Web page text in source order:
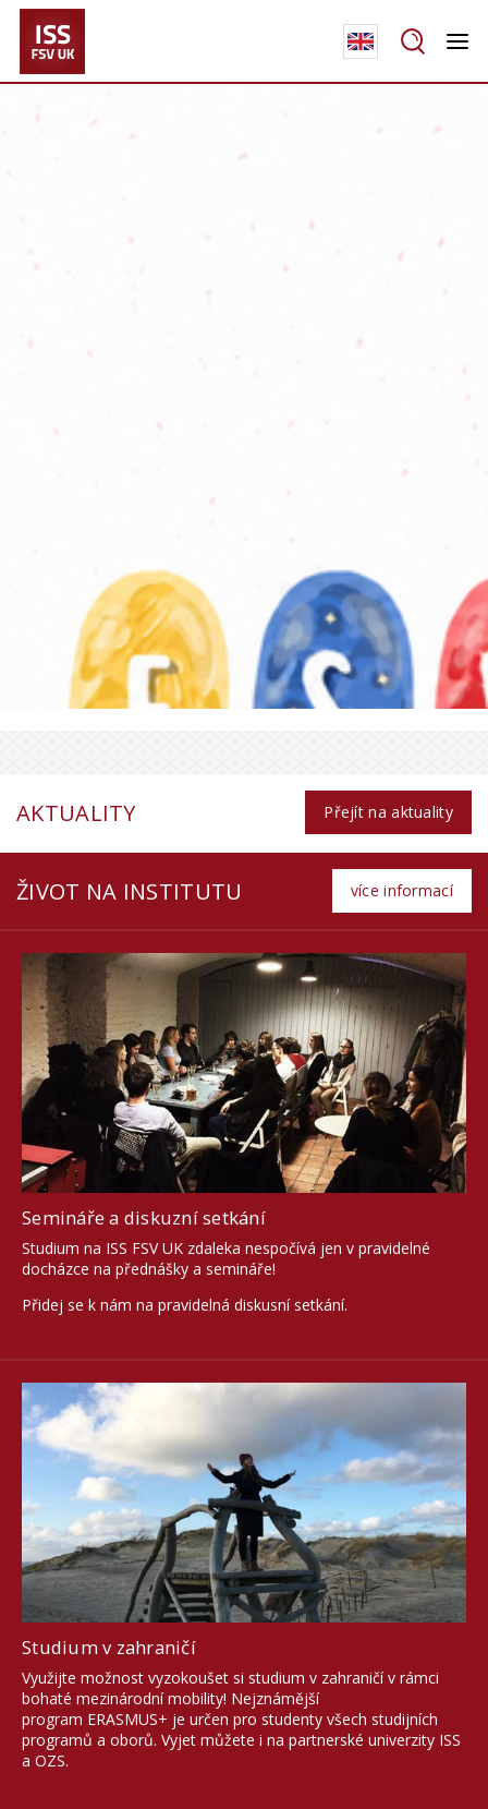
Přejeme Vám krásné léto!
V letních měsících čerpáme dovolené.
Případnou osobní návštěvu institutu si prosím
domluvte předem e-mailem.
AKTUALITY Přejít na aktuality
ŽIVOT NA INSTITUTU více informací
Semináře a diskuzní setkání
Studium na ISS FSV UK zdaleka nespočívá jen v pravidelné
docházce na přednášky a semináře!
Přidej se k nám na pravidelná diskusní setkání.
Studium v zahraničí
Využijte možnost vyzokoušet si studium v zahraničí v rámci
bohaté mezinárodní mobility! Nejznámější
program ERASMUS+ je určen pro studenty všech studijních
programů a oborů. Vyjet můžete i na partnerské univerzity ISS
a OZS.